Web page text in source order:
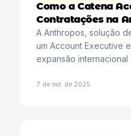
Como a Catena
Contratações na
A Anthropos, solução
um Account Executive
expansão internacional
7 de out. de 2025